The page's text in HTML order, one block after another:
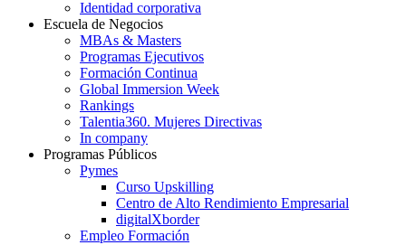
Identidad corporativa
Escuela de Negocios
MBAs & Masters
Programas Ejecutivos
Formación Continua
Global Immersion Week
Rankings
Talentia360. Mujeres Directivas
In company
Programas Públicos
Pymes
Curso Upskilling
Centro de Alto Rendimiento Empresarial
digitalXborder
Empleo Formación